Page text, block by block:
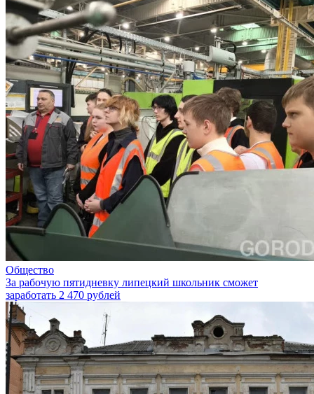
Общество
За рабочую пятидневку липецкий школьник сможет
заработать 2 470 рублей